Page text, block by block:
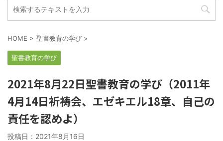
HOME > 聖書教育の学び >
聖書教育の学び
2021年8月22日聖書教育の学び（2011年
4月14日祈祷会、エゼキエル18章、自己の
責任を認めよ）
投稿日： 2021年8月16日